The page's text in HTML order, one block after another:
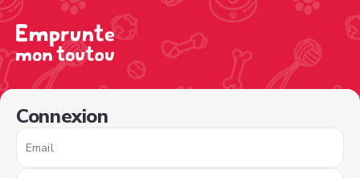
Connexion
Email
/sign-in?nextPage=%2Fview-profile%2F5710045d-63c0-